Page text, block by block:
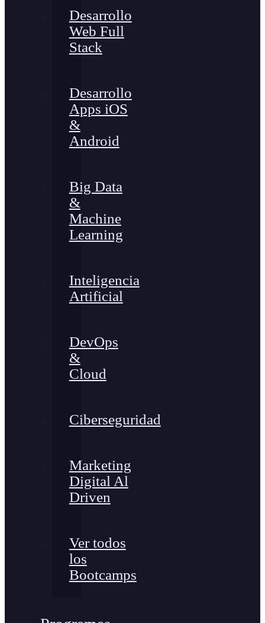
Desarrollo
Web Full
Stack
Desarrollo
Apps iOS
&
Android
Big Data
&
Machine
Learning
Inteligencia
Artificial
DevOps
&
Cloud
Ciberseguridad
Marketing
Digital Al
Driven
Ver todos
los
Bootcamps